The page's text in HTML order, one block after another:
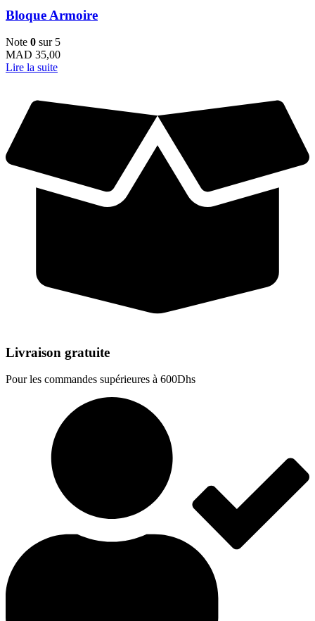
Bloque Armoire
Note 0 sur 5
MAD 35,00
Lire la suite
Livraison gratuite
Pour les commandes supérieures à 600Dhs